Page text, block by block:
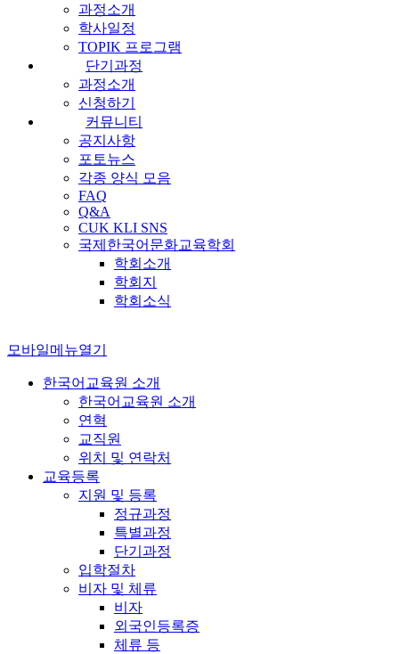
과정소개
학사일정
TOPIK 프로그램
단기과정
과정소개
신청하기
커뮤니티
공지사항
포토뉴스
각종 양식 모음
FAQ
Q&A
CUK KLI SNS
국제한국어문화교육학회
학회소개
학회지
학회소식
모바일메뉴열기
한국어교육원 소개
한국어교육원 소개
연혁
교직원
위치 및 연락처
교육등록
지원 및 등록
정규과정
특별과정
단기과정
입학절차
비자 및 체류
비자
외국인등록증
체류 등